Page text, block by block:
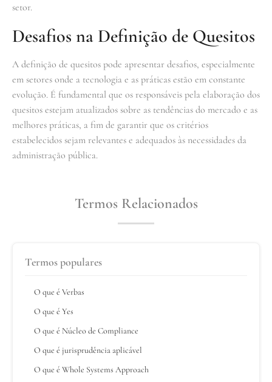
setor.
Desafios na Definição de Quesitos
A definição de quesitos pode apresentar desafios, especialmente
em setores onde a tecnologia e as práticas estão em constante
evolução. É fundamental que os responsáveis pela elaboração dos
quesitos estejam atualizados sobre as tendências do mercado e as
melhores práticas, a fim de garantir que os critérios
estabelecidos sejam relevantes e adequados às necessidades da
administração pública.
Termos Relacionados
Termos populares
O que é Verbas
O que é Yes
O que é Núcleo de Compliance
O que é jurisprudência aplicável
O que é Whole Systems Approach